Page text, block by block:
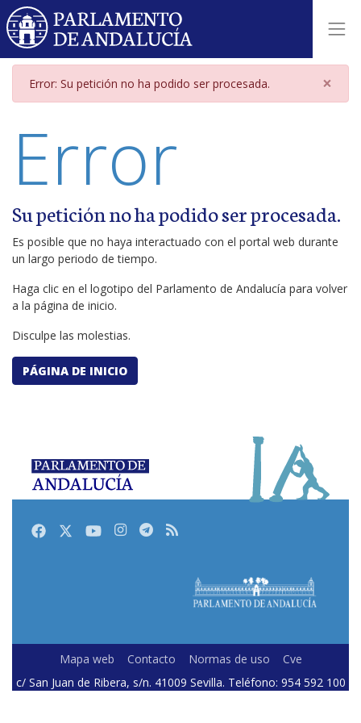
Página de error
Error: Su petición no ha podido ser procesada. ×
Error
Su petición no ha podido ser procesada.
Es posible que no haya interactuado con el portal web durante
un largo periodo de tiempo.
Haga clic en el logotipo del Parlamento de Andalucía para volver
a la página de inicio.
Disculpe las molestias.
PÁGINA DE INICIO
FacebookTwitterYoutubeInstagram
Telegram
RSS
Mapa web Contacto Normas de uso
Cve
c/ San Juan de Ribera, s/n. 41009 Sevilla. Teléfono: 954 592 100